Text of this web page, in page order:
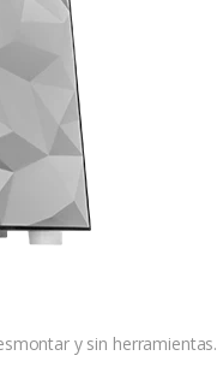
y sin herramientas.